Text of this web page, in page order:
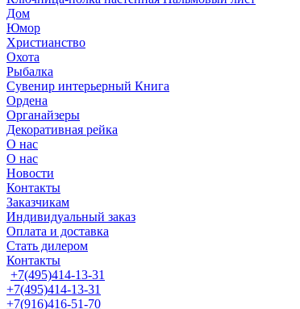
Дом
Юмор
Христианство
Охота
Рыбалка
Сувенир интерьерный Книга
Ордена
Органайзеры
Декоративная рейка
О нас
О нас
Новости
Контакты
Заказчикам
Индивидуальный заказ
Оплата и доставка
Стать дилером
Контакты
+7(495)414-13-31
+7(495)414-13-31
+7(916)416-51-70